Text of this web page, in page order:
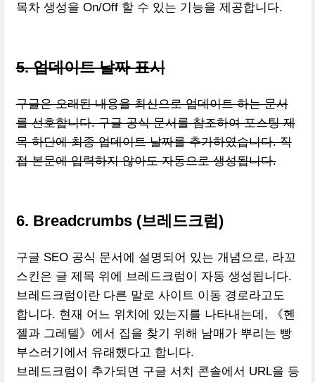
목차 생성을 On/Off 할 수 있는 기능을 제공합니다.
5. 업데이트 날짜 표시
구글은 오래된 내용을 최신으로 업데이트 하는 문서
를 선호합니다. 구글 공식 문서를 참조하여 포스팅 제
목 하단에 최종 업데이트 날짜를 추가하였습니다. 직
접 본문에 입력하지 않아도 자동으로 생성됩니다.
6. Breadcrumbs (브레드크럼)
구글 SEO 공식 문서에 설명되어 있는 개념으로, 라꼬
스킨은 글 제목 위에 브레드크럼이 자동 생성됩니다.
브레드크럼이란 다른 말로 사이트 이동 경로라고도
합니다. 현재 어느 위치에 있는지를 나타내는데, 《헨
젤과 그레텔》에서 집을 찾기 위해 남매가 뿌리는 빵
부스러기에서 유래했다고 합니다.
브레드크럼이 추가되면 구글 서치 콘솔에서 URL을 등